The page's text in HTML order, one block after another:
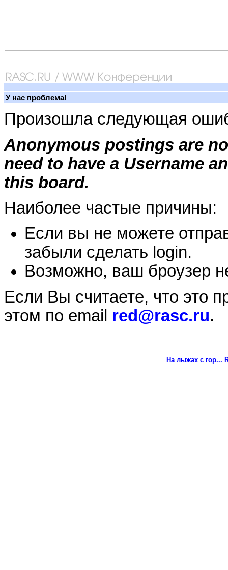
У нас проблема!
Произошла следующая
Anonymous postings are
need to have a Username
this board.
Наиболее частые причины:
Если вы не можете
забыли сделать login.
Возможно, ваш броузер
Если Вы считаете, что это
этом по email red@rasc.ru.
На лыжах с гор...